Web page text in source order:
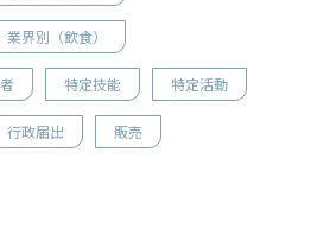
業界別（飲食）
特定技能 特定活動
行政届出 販売